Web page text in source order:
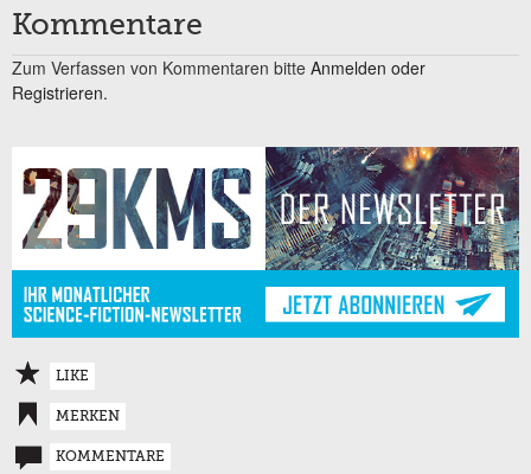
Kommentare
Zum Verfassen von Kommentaren bitte Anmelden oder
Registrieren.
LIKE
MERKEN
KOMMENTARE